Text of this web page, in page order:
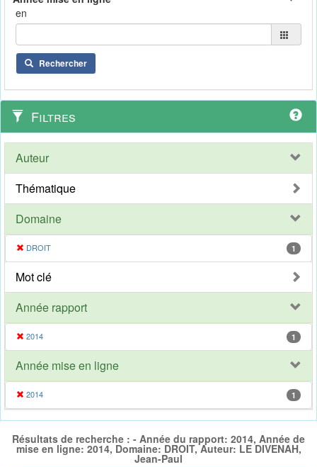
en
Rechercher
Filtres
Auteur
Thématique
Domaine
DROIT 1
Mot clé
Année rapport
2014 1
Année mise en ligne
2014 1
Résultats de recherche : - Année du rapport: 2014, Année de
mise en ligne: 2014, Domaine: DROIT, Auteur: LE DIVENAH,
Jean-Paul